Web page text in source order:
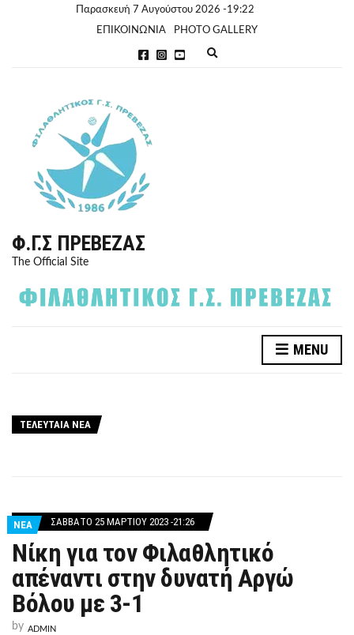
Παρασκευή 7 Αυγούστου 2026 -19:22
ΕΠΙΚΟΙΝΩΝΙΑ
PHOTO GALLERY
Φ.Γ.Σ ΠΡΈΒΕΖΑΣ
The Official Site
MENU
ΤΕΛΕΥΤΑΙΑ ΝΕΑ
ΝΕΑ ΣΆΒΒΑΤΟ 25 ΜΑΡΤΊΟΥ 2023 -21:26
Νίκη για τον Φιλαθλητικό
απέναντι στην δυνατή Αργώ
Βόλου με 3-1
by ADMIN